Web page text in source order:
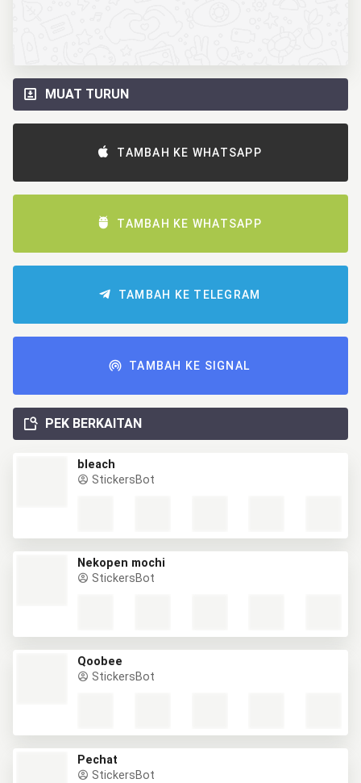
MUAT TURUN
TAMBAH KE WHATSAPP
TAMBAH KE WHATSAPP
TAMBAH KE TELEGRAM
TAMBAH KE SIGNAL
PEK BERKAITAN
bleach
StickersBot
Nekopen mochi
StickersBot
Qoobee
StickersBot
Pechat
StickersBot